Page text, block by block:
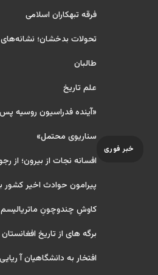
خبر فوری
فرقه تبهکاران اسلامی
تحولات بدخشان؛
طالبان
علم تاریخ
«آینده فدراسیون روسیه
سناریوی محتمل»
افسانه نجات از بیرون؛ از
پیرامون حوادث اخیر کشور
کاوشِ چندو‌چونِ ماتریالیسم
برگه های از تاریخ افغانستان
افتخار به دانشگاهیان آ ریایی